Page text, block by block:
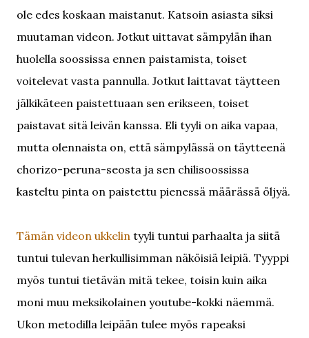
ole edes koskaan maistanut. Katsoin asiasta siksi
muutaman videon. Jotkut uittavat sämpylän ihan
huolella soossissa ennen paistamista, toiset
voitelevat vasta pannulla. Jotkut laittavat täytteen
jälkikäteen paistettuaan sen erikseen, toiset
paistavat sitä leivän kanssa. Eli tyyli on aika vapaa,
mutta olennaista on, että sämpylässä on täytteenä
chorizo-peruna-seosta ja sen chilisoossissa
kasteltu pinta on paistettu pienessä määrässä öljyä.
Tämän videon ukkelin tyyli tuntui parhaalta ja siitä
tuntui tulevan herkullisimman näköisiä leipiä. Tyyppi
myös tuntui tietävän mitä tekee, toisin kuin aika
moni muu meksikolainen youtube-kokki näemmä.
Ukon metodilla leipään tulee myös rapeaksi